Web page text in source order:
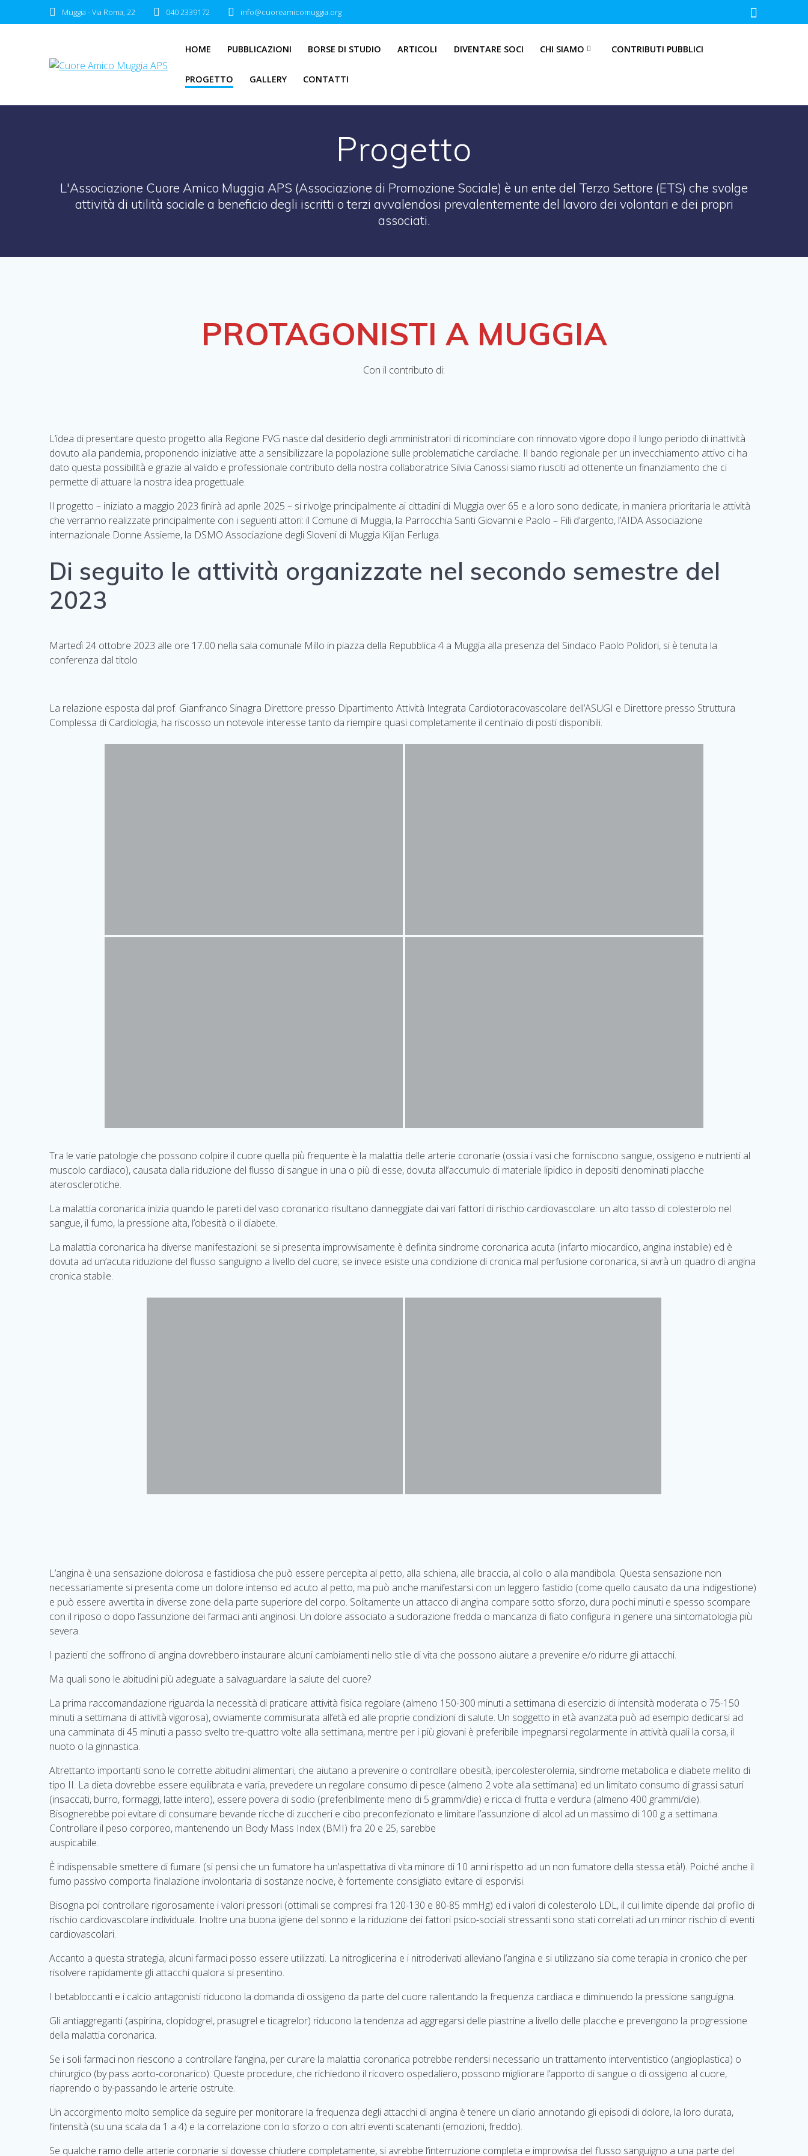
al
Muggia - Via Roma, 22 040 2339172 info@cuoreamicomuggia.org
HOME PUBBLICAZIONI BORSE DI STUDIO ARTICOLI DIVENTARE SOCI CHI SIAMO CONTRIBUTI PUBBLICI
PROGETTO GALLERY CONTATTI
Progetto
L'Associazione Cuore Amico Muggia APS (Associazione di Promozione Sociale) è un ente del Terzo Settore (ETS) che svolge
attività di utilità sociale a beneficio degli iscritti o terzi avvalendosi prevalentemente del lavoro dei volontari e dei propri
associati.
PROTAGONISTI A MUGGIA
Con il contributo di:
L’idea di presentare questo progetto alla Regione FVG nasce dal desiderio degli amministratori di ricominciare con rinnovato vigore dopo il lungo periodo di inattività
dovuto alla pandemia, proponendo iniziative atte a sensibilizzare la popolazione sulle problematiche cardiache. Il bando regionale per un invecchiamento attivo ci ha
dato questa possibilità e grazie al valido e professionale contributo della nostra collaboratrice Silvia Canossi siamo riusciti ad ottenente un finanziamento che ci
permette di attuare la nostra idea progettuale.
Il progetto – iniziato a maggio 2023 finirà ad aprile 2025 – si rivolge principalmente ai cittadini di Muggia over 65 e a loro sono dedicate, in maniera prioritaria le attività
che verranno realizzate principalmente con i seguenti attori: il Comune di Muggia, la Parrocchia Santi Giovanni e Paolo – Fili d’argento, l’AIDA Associazione
internazionale Donne Assieme, la DSMO Associazione degli Sloveni di Muggia Kiljan Ferluga.
Di seguito le attività organizzate nel secondo semestre del
2023
Martedì 24 ottobre 2023 alle ore 17.00 nella sala comunale Millo in piazza della Repubblica 4 a Muggia alla presenza del Sindaco Paolo Polidori, si è tenuta la
conferenza dal titolo
La relazione esposta dal prof. Gianfranco Sinagra Direttore presso Dipartimento Attività Integrata Cardiotoracovascolare dell’ASUGI e Direttore presso Struttura
Complessa di Cardiologia, ha riscosso un notevole interesse tanto da riempire quasi completamente il centinaio di posti disponibili.
Tra le varie patologie che possono colpire il cuore quella più frequente è la malattia delle arterie coronarie (ossia i vasi che forniscono sangue, ossigeno e nutrienti al
muscolo cardiaco), causata dalla riduzione del flusso di sangue in una o più di esse, dovuta all’accumulo di materiale lipidico in depositi denominati placche
aterosclerotiche.
La malattia coronarica inizia quando le pareti del vaso coronarico risultano danneggiate dai vari fattori di rischio cardiovascolare: un alto tasso di colesterolo nel
sangue, il fumo, la pressione alta, l’obesità o il diabete.
La malattia coronarica ha diverse manifestazioni: se si presenta improvvisamente è definita sindrome coronarica acuta (infarto miocardico, angina instabile) ed è
dovuta ad un’acuta riduzione del flusso sanguigno a livello del cuore; se invece esiste una condizione di cronica mal perfusione coronarica, si avrà un quadro di angina
cronica stabile.
L’angina è una sensazione dolorosa e fastidiosa che può essere percepita al petto, alla schiena, alle braccia, al collo o alla mandibola. Questa sensazione non
necessariamente si presenta come un dolore intenso ed acuto al petto, ma può anche manifestarsi con un leggero fastidio (come quello causato da una indigestione)
e può essere avvertita in diverse zone della parte superiore del corpo. Solitamente un attacco di angina compare sotto sforzo, dura pochi minuti e spesso scompare
con il riposo o dopo l’assunzione dei farmaci anti anginosi. Un dolore associato a sudorazione fredda o mancanza di fiato configura in genere una sintomatologia più
severa.
I pazienti che soffrono di angina dovrebbero instaurare alcuni cambiamenti nello stile di vita che possono aiutare a prevenire e/o ridurre gli attacchi.
Ma quali sono le abitudini più adeguate a salvaguardare la salute del cuore?
La prima raccomandazione riguarda la necessità di praticare attività fisica regolare (almeno 150-300 minuti a settimana di esercizio di intensità moderata o 75-150
minuti a settimana di attività vigorosa), ovviamente commisurata all’età ed alle proprie condizioni di salute. Un soggetto in età avanzata può ad esempio dedicarsi ad
una camminata di 45 minuti a passo svelto tre-quattro volte alla settimana, mentre per i più giovani è preferibile impegnarsi regolarmente in attività quali la corsa, il
nuoto o la ginnastica.
Altrettanto importanti sono le corrette abitudini alimentari, che aiutano a prevenire o controllare obesità, ipercolesterolemia, sindrome metabolica e diabete mellito di
tipo II. La dieta dovrebbe essere equilibrata e varia, prevedere un regolare consumo di pesce (almeno 2 volte alla settimana) ed un limitato consumo di grassi saturi
(insaccati, burro, formaggi, latte intero), essere povera di sodio (preferibilmente meno di 5 grammi/die) e ricca di frutta e verdura (almeno 400 grammi/die).
Bisognerebbe poi evitare di consumare bevande ricche di zuccheri e cibo preconfezionato e limitare l’assunzione di alcol ad un massimo di 100 g a settimana.
Controllare il peso corporeo, mantenendo un Body Mass Index (BMI) fra 20 e 25, sarebbe
auspicabile.
È indispensabile smettere di fumare (si pensi che un fumatore ha un’aspettativa di vita minore di 10 anni rispetto ad un non fumatore della stessa età!). Poiché anche il
fumo passivo comporta l’inalazione involontaria di sostanze nocive, è fortemente consigliato evitare di esporvisi.
Bisogna poi controllare rigorosamente i valori pressori (ottimali se compresi fra 120-130 e 80-85 mmHg) ed i valori di colesterolo LDL, il cui limite dipende dal profilo di
rischio cardiovascolare individuale. Inoltre una buona igiene del sonno e la riduzione dei fattori psico-sociali stressanti sono stati correlati ad un minor rischio di eventi
cardiovascolari.
Accanto a questa strategia, alcuni farmaci posso essere utilizzati. La nitroglicerina e i nitroderivati alleviano l’angina e si utilizzano sia come terapia in cronico che per
risolvere rapidamente gli attacchi qualora si presentino.
I betabloccanti e i calcio antagonisti riducono la domanda di ossigeno da parte del cuore rallentando la frequenza cardiaca e diminuendo la pressione sanguigna.
Gli antiaggreganti (aspirina, clopidogrel, prasugrel e ticagrelor) riducono la tendenza ad aggregarsi delle piastrine a livello delle placche e prevengono la progressione
della malattia coronarica.
Se i soli farmaci non riescono a controllare l’angina, per curare la malattia coronarica potrebbe rendersi necessario un trattamento interventistico (angioplastica) o
chirurgico (by pass aorto-coronarico). Queste procedure, che richiedono il ricovero ospedaliero, possono migliorare l’apporto di sangue o di ossigeno al cuore,
riaprendo o by-passando le arterie ostruite.
Un accorgimento molto semplice da seguire per monitorare la frequenza degli attacchi di angina è tenere un diario annotando gli episodi di dolore, la loro durata,
l’intensità (su una scala da 1 a 4) e la correlazione con lo sforzo o con altri eventi scatenanti (emozioni, freddo).
Se qualche ramo delle arterie coronarie si dovesse chiudere completamente, si avrebbe l’interruzione completa e improvvisa del flusso sanguigno a una parte del